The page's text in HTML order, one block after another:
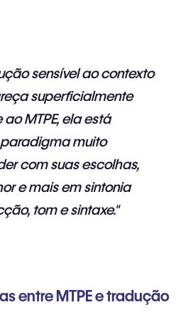
sensível ao contexto
superficialmente
MTPE, ela está
muito
com suas escolhas,
e mais em sintonia
tom e sintaxe."
entre MTPE e tradução